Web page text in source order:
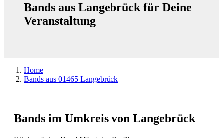
Bands aus Langebrück für Deine
Veranstaltung
Home
Bands aus 01465 Langebrück
Bands im Umkreis von Langebrück